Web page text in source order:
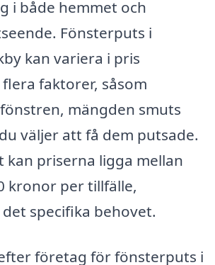
i både hemmet och
Fönsterputs i
kan variera i pris
faktorer, såsom
mängden smuts
väljer att få dem putsade.
kan priserna ligga mellan
kronor per tillfälle,
specifika behovet.
företag för fönsterputs i